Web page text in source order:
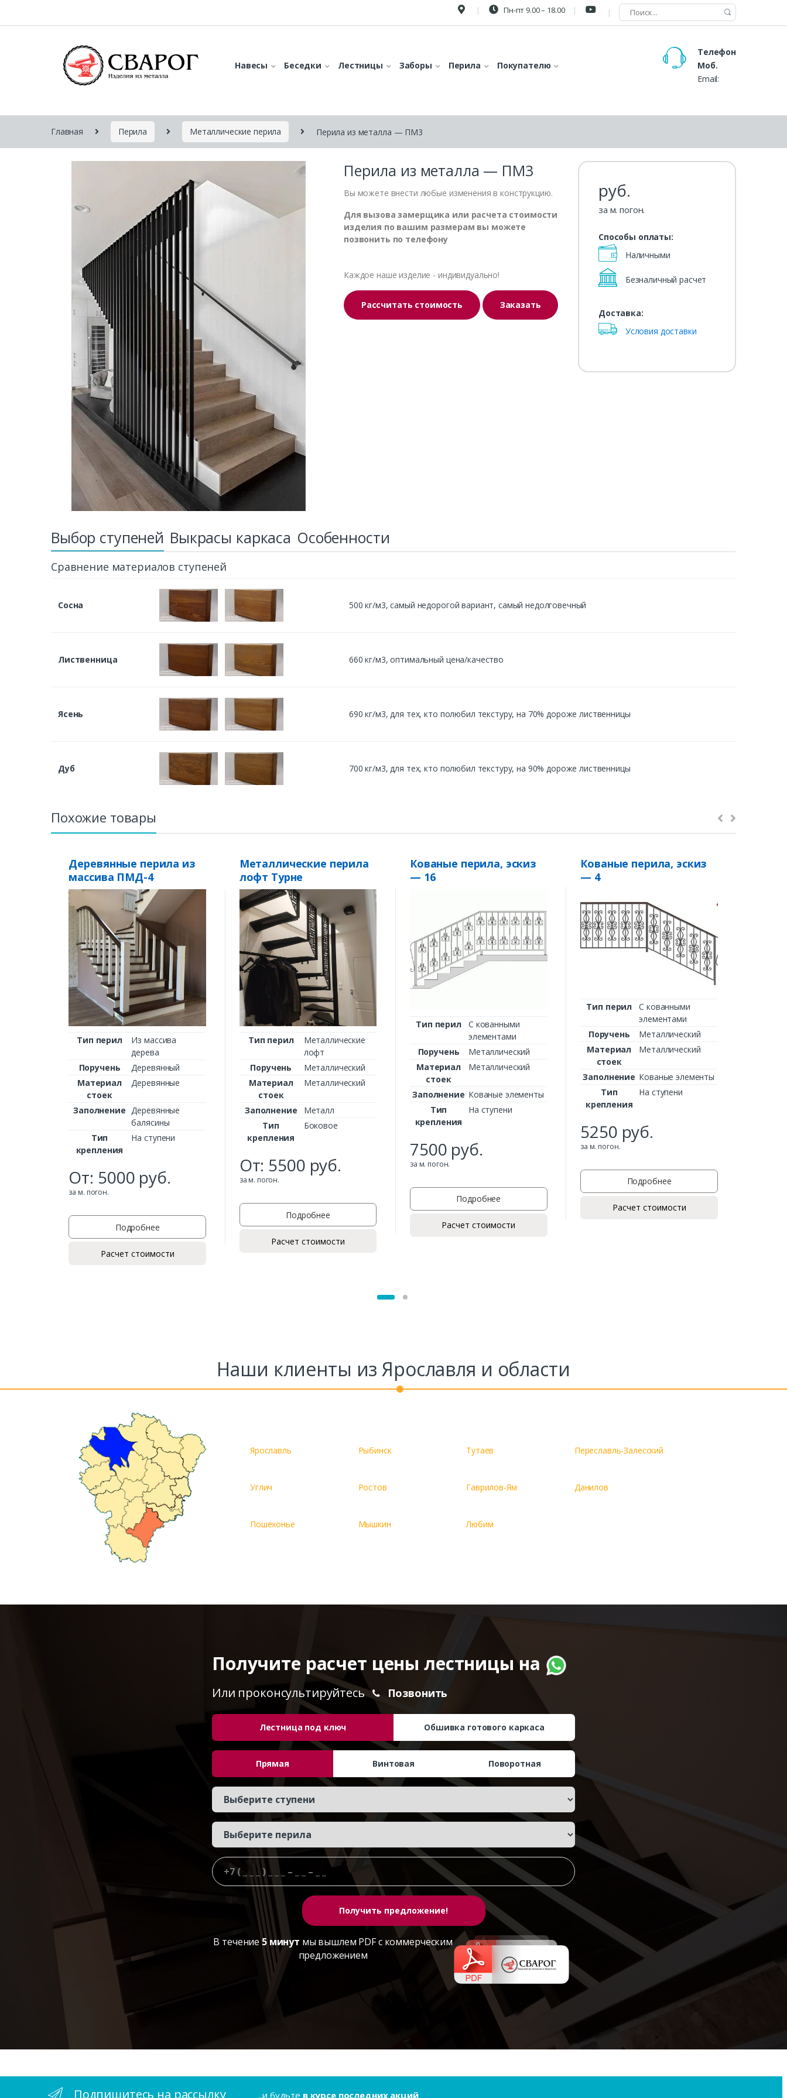
Заказать
Ваше имя*
Пн-пт 9.00 – 18.00
Навесы Беседки Лестницы Заборы Перила Покупателю
Телефон
Моб.
Email:
Главная Перила Металлические перила Перила из металла — ПМ3
Перила из металла — ПМ3
Вы можете внести любые изменения в конструкцию.
Для вызова замерщика или расчета стоимости
изделия по вашим размерам вы можете
позвонить по телефону
Каждое наше изделие - индивидуально!
Рассчитать стоимость Заказать
руб.
за м. погон.
Способы оплаты:
Наличными
Безналичный расчет
Доставка:
Условия доставки
Выбор ступеней Выкрасы каркаса Особенности
Сравнение материалов ступеней
Сосна 500 кг/м3, cамый недорогой вариант, самый недолговечный
Лиственница 660 кг/м3, оптимальный цена/качество
Ясень 690 кг/м3, для тех, кто полюбил текстуру, на 70% дороже лиственницы
Дуб 700 кг/м3, для тех, кто полюбил текстуру, на 90% дороже лиственницы
Похожие товары
Деревянные перила из
массива ПМД-4
Тип перил
Из массива
дерева
Поручень
Деревянный
Материал
стоек
Деревянные
Заполнение Деревянные
балясины
Тип
крепления
На ступени
От: 5000 руб.
за м. погон.
Подробнее
Расчет стоимости
Металлические перила
лофт Турне
Тип перил
Металлические
лофт
Поручень
Металлический
Материал
стоек
Металлический
Заполнение
Металл
Тип
крепления
Боковое
От: 5500 руб.
за м. погон.
Подробнее
Расчет стоимости
Кованые перила, эскиз
— 16
Тип перил
С кованными
элементами
Поручень
Металлический
Материал
стоек
Металлический
Заполнение Кованые элементы
Тип
крепления
На ступени
7500 руб.
за м. погон.
Подробнее
Расчет стоимости
Кованые перила, эскиз
— 4
Тип перил
С кованными
элементами
Поручень
Металлический
Материал
стоек
Металлический
Заполнение Кованые элементы
Тип
крепления
На ступени
5250 руб.
за м. погон.
Подробнее
Расчет стоимости
Наши клиенты из Ярославля и области
Ярославль Рыбинск Тутаев Переславль-Залесский
Углич Ростов Гаврилов-Ям Данилов
Пошехонье Мышкин Любим
Получите расчет цены лестницы на
Или проконсультируйтесь Позвонить
Лестница под ключ Обшивка готового каркаса
Прямая Винтовая Поворотная
В течение5 минут мы вышлем PDF с коммерческим
предложением
Подпишитесь на рассылку ...и будьте в курсе последних акций